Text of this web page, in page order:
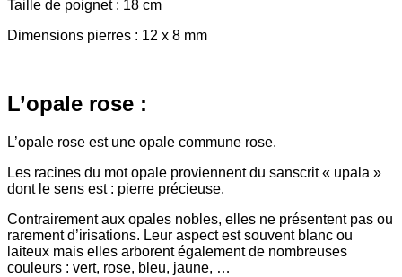
Taille de poignet : 18 cm
Dimensions pierres : 12 x 8 mm
L’opale rose :
L’opale rose est une opale commune rose.
Les racines du mot opale proviennent du sanscrit « upala »
dont le sens est : pierre précieuse.
Contrairement aux opales nobles, elles ne présentent pas ou
rarement d’irisations. Leur aspect est souvent blanc ou
laiteux mais elles arborent également de nombreuses
couleurs : vert, rose, bleu, jaune, …